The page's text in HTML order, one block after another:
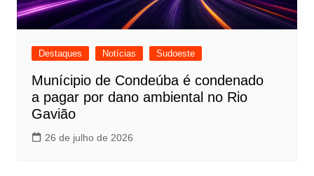
Destaques Notícias Sudoeste
Munícipio de Condeúba é condenado
a pagar por dano ambiental no Rio
Gavião
26 de julho de 2026